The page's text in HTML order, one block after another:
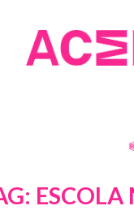
ESCOLA